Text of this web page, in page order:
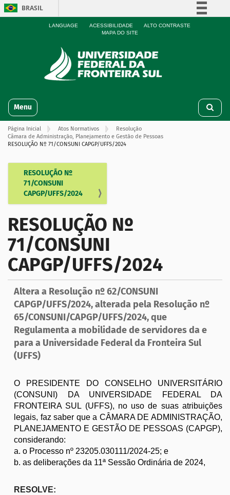
BRASIL
Simplifique!
Participe
Acesso à informação
LANGUAGE ACESSIBILIDADE
ALTO CONTRASTE
MAPA DO SITE
v
Toggle navigation
Página Inicial Atos Normativos
Resolução
Câmara de Administração, Planejamento e Gestão de Pessoas
RESOLUÇÃO Nº 71/CONSUNI CAPGP/UFFS/2024
g
a
ã
o
RESOLUÇÃO Nº
71/CONSUNI
CAPGP/UFFS/2024
RESOLUÇÃO Nº
71/CONSUNI
CAPGP/UFFS/2024
Altera a Resolução nº 62/CONSUNI
CAPGP/UFFS/2024, alterada pela Resolução nº
65/CONSUNI/CAPGP/UFFS/2024, que
Regulamenta a mobilidade de servidores da e
para a Universidade Federal da Fronteira Sul
(UFFS)
O PRESIDENTE DO CONSELHO UNIVERSITÁRIO
(CONSUNI) DA UNIVERSIDADE FEDERAL DA
FRONTEIRA SUL (UFFS), no uso de suas atribuições
legais, faz saber que a CÂMARA DE ADMINISTRAÇÃO,
PLANEJAMENTO E GESTÃO DE PESSOAS (CAPGP),
considerando:
a. o Processo nº 23205.030111/2024-25; e
b. as deliberações da 11ª Sessão Ordinária de 2024,
RESOLVE: